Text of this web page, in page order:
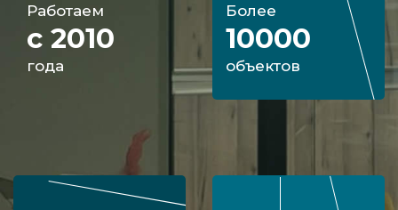
Работаем
с 2010
года
Более
10000
объектов